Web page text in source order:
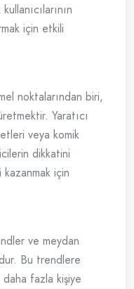
için etkili
noktalarından biri,
Yaratıcı
veya komik
dikkatini
için
ve meydan
Bu trendlere
fazla kişiye